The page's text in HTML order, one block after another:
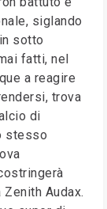
siglando
sotto
fatti, nel
a reagire
trova
di
stesso
Audax.